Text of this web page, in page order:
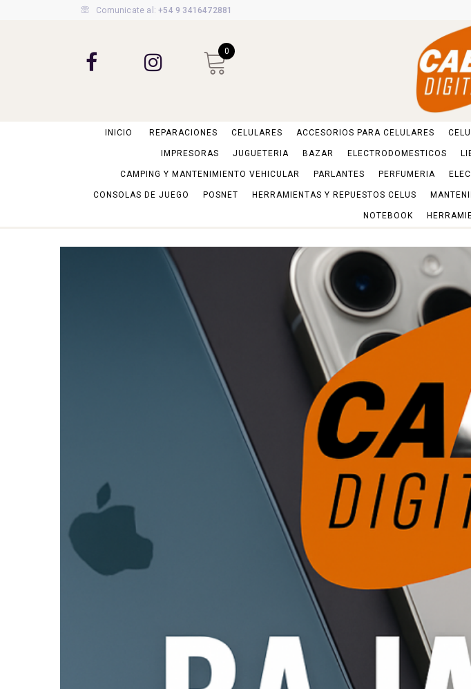
Comunicate al:+54 9 3416472881
0
INICIO REPARACIONES CELULARES ACCESORIOS PARA CELULARES
IMPRESORAS JUGUETERIA BAZAR ELECTRODOMESTICOS
CAMPING Y MANTENIMIENTO VEHICULAR PARLANTES PERFUMERIA
CONSOLAS DE JUEGO POSNET HERRAMIENTAS Y REPUESTOS CELUS
NOTEBOOK